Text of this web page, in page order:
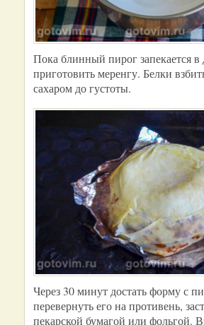
Пока блинный пирог запекается в
приготовить меренгу. Белки
сахаром до густоты.
Через 30 минут достать форму с
перевернуть его на противень,
пекарской бумагой или фольгой.